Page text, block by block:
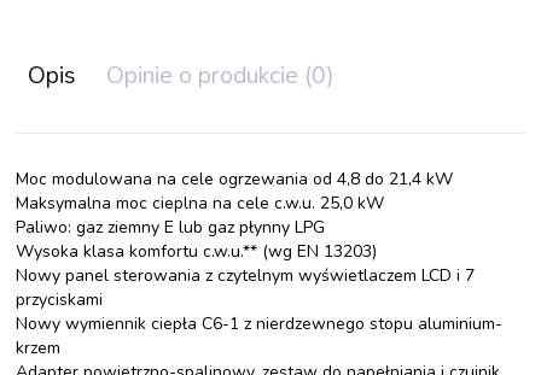
Opis Opinie o produkcie (0)
Moc modulowana na cele ogrzewania od 4,8 do 21,4 kW
Maksymalna moc cieplna na cele c.w.u. 25,0 kW
Paliwo: gaz ziemny E lub gaz płynny LPG
Wysoka klasa komfortu c.w.u.** (wg EN 13203)
Nowy panel sterowania z czytelnym wyświetlaczem LCD i 7
przyciskami
Nowy wymiennik ciepła C6-1 z nierdzewnego stopu aluminium-
krzem